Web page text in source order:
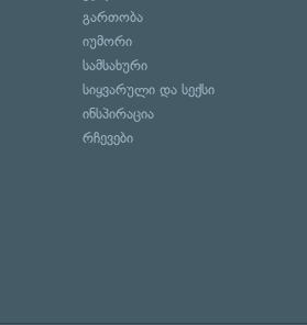
გართობა
იუმორი
სამსახური
სიყვარული და სექსი
ინსპირაცია
რჩევები